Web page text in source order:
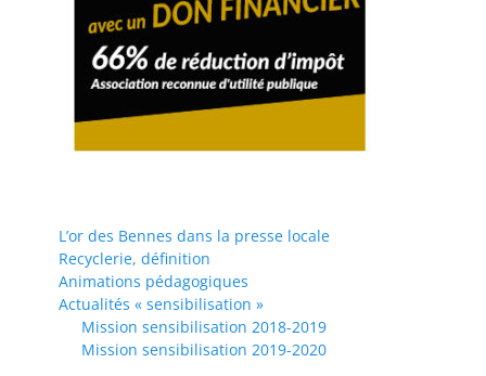
L’or des Bennes dans la presse locale
Recyclerie, définition
Animations pédagogiques
Actualités « sensibilisation »
Mission sensibilisation 2018-2019
Mission sensibilisation 2019-2020